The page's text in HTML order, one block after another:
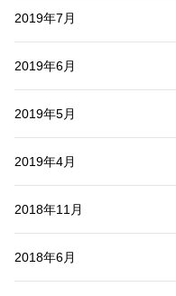
2019年7月
2019年6月
2019年5月
2019年4月
2018年11月
2018年6月